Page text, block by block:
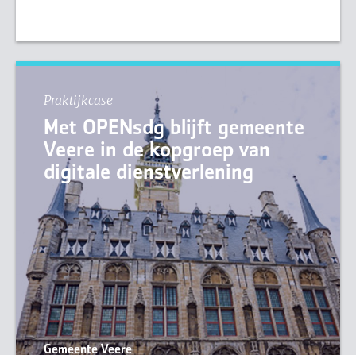
Praktijkcase
Met OPENsdg blijft gemeente
Veere in de kopgroep van
digitale dienstverlening
Gemeente Veere